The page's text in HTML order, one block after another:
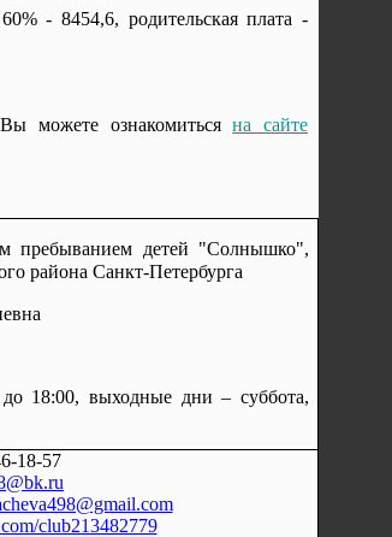
- 8454,6, родительская плата -
можете ознакомитьсяна сайте
пребыванием детей "Солнышко",
района Санкт-Петербурга
18:00, выходные дни – суббота,
18-57
club213482779